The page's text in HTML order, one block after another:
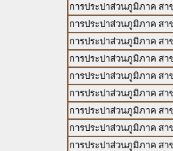
การประปาส่วนภูมิภาค สา
การประปาส่วนภูมิภาค สา
การประปาส่วนภูมิภาค สา
การประปาส่วนภูมิภาค สา
การประปาส่วนภูมิภาค สา
การประปาส่วนภูมิภาค สา
การประปาส่วนภูมิภาค สา
การประปาส่วนภูมิภาค ส
การประปาส่วนภูมิภาค สา